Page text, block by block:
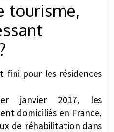
tourisme,
fini pour les résidences
janvier 2017, les
domiciliés en France,
de réhabilitation dans